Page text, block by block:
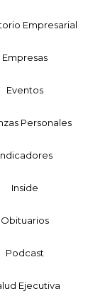
Empresarial
Empresas
Eventos
Personales
Inside
Obituarios
Podcast
Ejecutiva